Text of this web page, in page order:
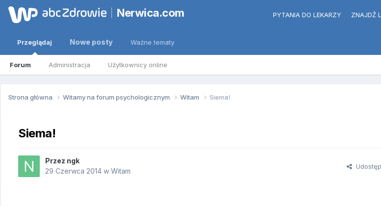
Nerwica.com PYTANIA DO LEKARZY ZNAJDŹ
Przeglądaj
Forum Administracja Użytkownicy online
Nowe posty Ważne tematy
Strona główna Witamy na forum psychologicznym Witam Siema!
Siema!
Przez ngk
29 Czerwca 2014 w Witam